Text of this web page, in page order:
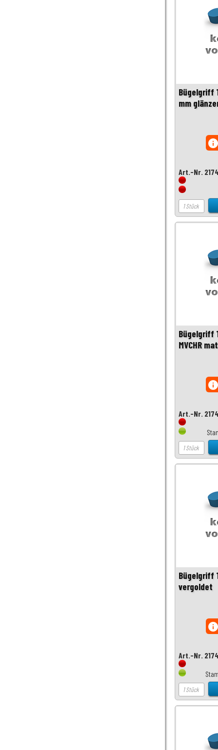
Bügelgriff
mm
Art.-Nr.
Bügelgriff
MVCHR
Art.-Nr.
Bügelgriff
vergoldet
Art.-Nr.